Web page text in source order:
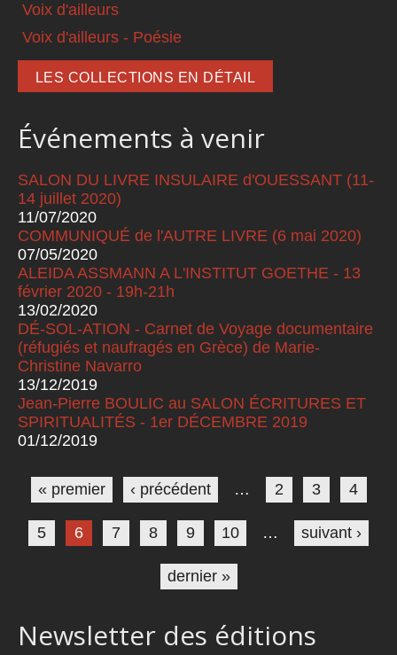
Voix d'ailleurs
Voix d'ailleurs - Poésie
LES COLLECTIONS EN DÉTAIL
Événements à venir
SALON DU LIVRE INSULAIRE d'OUESSANT (11-
14 juillet 2020)
11/07/2020
COMMUNIQUÉ de l'AUTRE LIVRE (6 mai 2020)
07/05/2020
ALEIDA ASSMANN A L'INSTITUT GOETHE - 13
février 2020 - 19h-21h
13/02/2020
DÉ-SOL-ATION - Carnet de Voyage documentaire
(réfugiés et naufragés en Grèce) de Marie-
Christine Navarro
13/12/2019
Jean-Pierre BOULIC au SALON ÉCRITURES ET
SPIRITUALITÉS - 1er DÉCEMBRE 2019
01/12/2019
Pages
« premier ‹ précédent … 2 3 4
5 6 7 8 9 10 … suivant ›
dernier »
Newsletter des éditions